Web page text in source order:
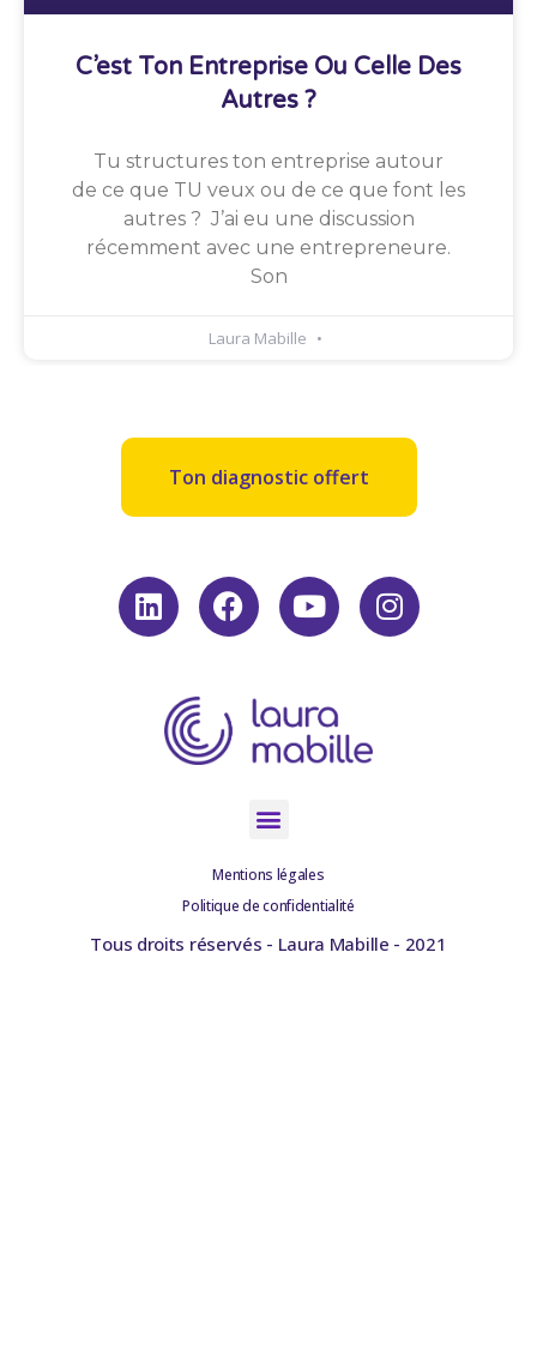
C’est Ton Entreprise Ou Celle Des
Autres ?
Tu structures ton entreprise autour
de ce que TU veux ou de ce que font les
autres ? J’ai eu une discussion
récemment avec une entrepreneure.
Son
Laura Mabille
Ton diagnostic offert
Mentions légales
Politique de confidentialité
Tous droits réservés - Laura Mabille - 2021